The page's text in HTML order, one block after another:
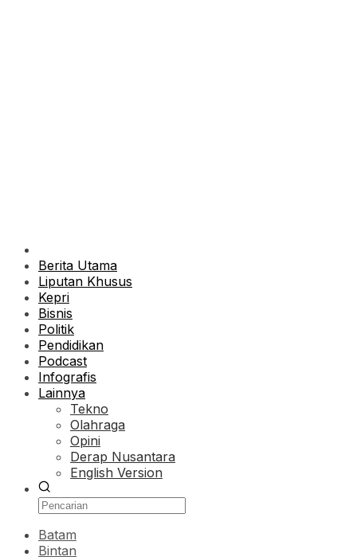
Berita Utama
Liputan Khusus
Kepri
Bisnis
Politik
Pendidikan
Podcast
Infografis
Lainnya
Tekno
Olahraga
Opini
Derap Nusantara
English Version
Batam
Bintan